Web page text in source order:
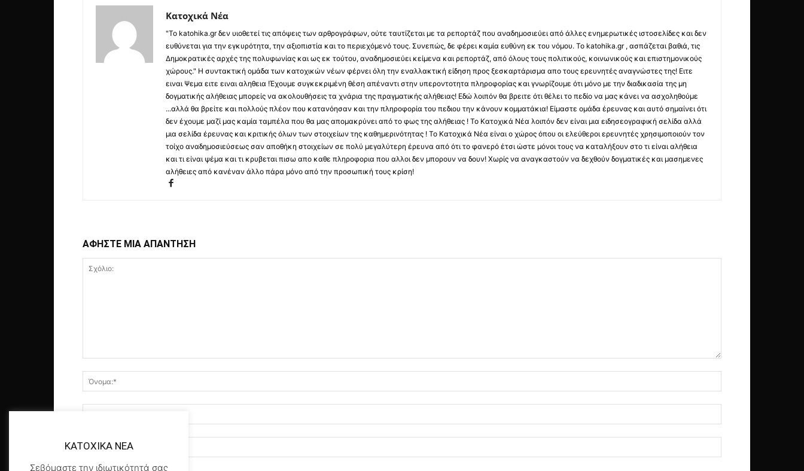
Κατοχικά Νέα
"Το katohika.gr δεν υιοθετεί τις απόψεις των αρθρογράφων, ούτε ταυτίζεται με τα ρεπορτάζ που αναδημοσιεύει από άλλες ενημερωτικές ιστοσελίδες και δεν
ευθύνεται για την εγκυρότητα, την αξιοπιστία και το περιεχόμενό τους. Συνεπώς, δε φέρει καμία ευθύνη εκ του νόμου. Το katohika.gr , ασπάζεται βαθιά, τις
Δημοκρατικές αρχές της πολυφωνίας και ως εκ τούτου, αναδημοσιεύει κείμενα και ρεπορτάζ, από όλους τους πολιτικούς, κοινωνικούς και επιστημονικούς
χώρους." Η συντακτική ομάδα των κατοχικών νέων φέρνει όλη την εναλλακτική είδηση προς ξεσκαρτάρισμα απο τους ερευνητές αναγνώστες της! Ειτε
ειναι Ψεμα ειτε ειναι αληθεια !Έχουμε συγκεκριμένη θέση απέναντι στην υπεροντοτητα πληροφορίας και γνωρίζουμε ότι μόνο με την διαδικασία της μη
δογματικής αλήθειας μπορείς να ακολουθήσεις τα χνάρια της πραγματικής αλήθειας! Εδώ λοιπόν θα βρειτε ότι θέλει το πεδίο να μας κάνει να ασχοληθούμε
...αλλά θα βρείτε και πολλούς πλέον που κατανόησαν και την πληροφορία του πεδιου την κάνουν κομματάκια! Είμαστε ομάδα έρευνας και αυτό σημαίνει ότι
δεν έχουμε μαζί μας καμία ταμπέλα που θα μας απομακρύνει από το φως της αλήθειας ! Το Κατοχικά Νέα λοιπόν δεν είναι μια ειδησεογραφική σελίδα αλλά
μια σελίδα έρευνας και κριτικής όλων των στοιχείων της καθημερινότητας ! Το Κατοχικά Νέα είναι ο χώρος όπου οι ελεύθεροι ερευνητές χρησιμοποιούν τον
τοίχο αναδημοσιεύσεως σαν αποθήκη στοιχείων σε πολύ μεγαλύτερη έρευνα από ότι το φανερό έτσι ώστε μόνοι τους να καταλήξουν στο τι είναι αλήθεια
και τι είναι ψέμα και τι κρυβεται πισω απο καθε πληροφορια που αλλοι δεν μπορουν να δουν! Χωρίς να αναγκαστούν να δεχθούν δογματικές και μασημενες
αλήθειες από κανέναν άλλο πάρα μόνο από την προσωπική τους κρίση!
ΑΦΗΣΤΕ ΜΙΑ ΑΠΑΝΤΗΣΗ
KATOXIKA NEA
Σεβόμαστε την ιδιωτικότητά σας